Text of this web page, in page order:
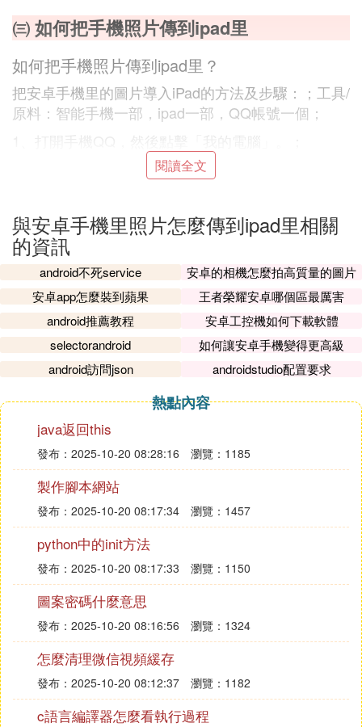
㈢ 如何把手機照片傳到ipad里
如何把手機照片傳到ipad里？
把安卓手機里的圖片導入iPad的方法及步驟：；工具/
原料：智能手機一部，ipad一部，QQ帳號一個；
2、接著點擊左下角的相片標志。；
4、接下來，選擇需要上傳到ipad的照片後點擊「發
送」。；
5、最後，照片發送出去後，用ipad登陸QQ，接著打
開照片，照片即可自動保存在ipad的相冊里了。
㈣ 安卓手機照片怎麼導入到蘋果平板
安卓手機照片怎麼導入到蘋果平板？
通過電腦、郵箱、APP或網路雲盤等，通過中轉進行
一、將手機里的照片通過手機助利用wifi或數據線連
接傳到電腦上，斷開手機連接，再通過同樣方式將電
腦里的圖片轉到IPad里。
二、將手機里的照片傳到郵箱里，再在IPad里打開郵
箱下載。
三、手機和IPad同時登錄QQ或者微信，打開文件互
傳功能，然後在手機QQ或者微信里發送圖片，再在I
Pad里打開對應應用圖片就會自動保存在相冊里。
閱讀全文
與安卓手機里照片怎麼傳到ipad里相關
的資訊
android不死service
安卓的相機怎麼拍高質量的圖片
安卓app怎麼裝到蘋果
王者榮耀安卓哪個區最厲害
android推薦教程
安卓工控機如何下載軟體
selectorandroid
如何讓安卓手機變得更高級
android訪問json
androidstudio配置要求
熱點內容
java返回this
發布：2025-10-20 08:28:16 瀏覽：1185
製作腳本網站
發布：2025-10-20 08:17:34 瀏覽：1457
python中的init方法
發布：2025-10-20 08:17:33 瀏覽：1150
圖案密碼什麼意思
發布：2025-10-20 08:16:56 瀏覽：1324
怎麼清理微信視頻緩存
發布：2025-10-20 08:12:37 瀏覽：1182
c語言編譯器怎麼看執行過程